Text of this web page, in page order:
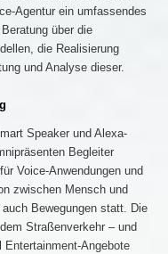
Agentur ein umfassendes
über die
die Realisierung
und Analyse dieser.
Speaker und Alexa-
Begleiter
Voice-Anwendungen und
zwischen Mensch und
Bewegungen statt. Die
Straßenverkehr – und
Angebote